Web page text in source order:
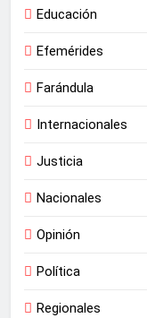
Educación
Efemérides
Farándula
Internacionales
Justicia
Nacionales
Opinión
Política
Regionales